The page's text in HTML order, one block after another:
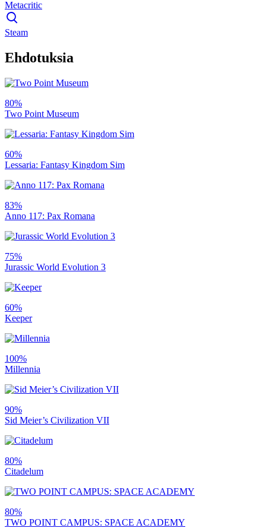
Metacritic
Steam
Ehdotuksia
80%
Two Point Museum
60%
Lessaria: Fantasy Kingdom Sim
83%
Anno 117: Pax Romana
75%
Jurassic World Evolution 3
60%
Keeper
100%
Millennia
90%
Sid Meier’s Civilization VII
80%
Citadelum
80%
TWO POINT CAMPUS: SPACE ACADEMY